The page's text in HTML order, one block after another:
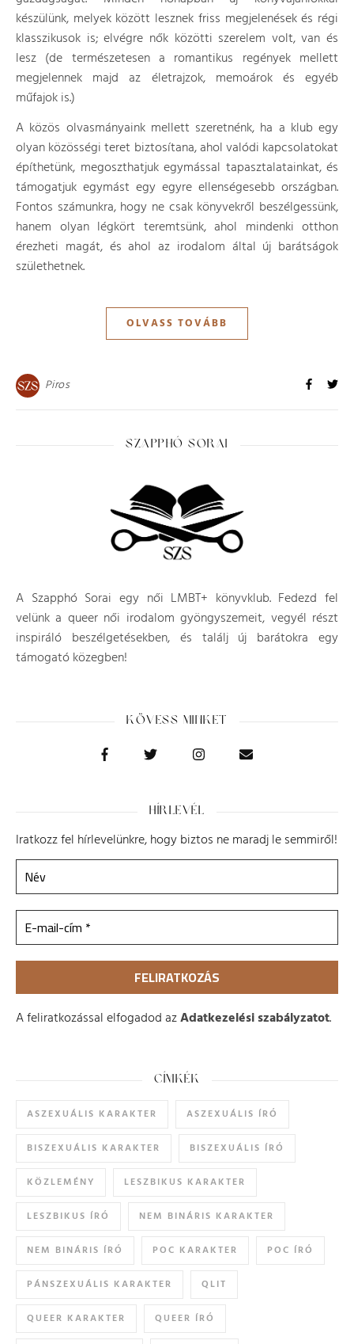
készülünk, melyek között lesznek friss megjelenések és régi
klasszikusok is; elvégre nők közötti szerelem volt, van és
lesz (de természetesen a romantikus regények mellett
megjelennek majd az életrajzok, memoárok és egyéb
műfajok is.)
A közös olvasmányaink mellett szeretnénk, ha a klub egy
olyan közösségi teret biztosítana, ahol valódi kapcsolatokat
építhetünk, megoszthatjuk egymással tapasztalatainkat, és
támogatjuk egymást egy egyre ellenségesebb országban.
Fontos számunkra, hogy ne csak könyvekről beszélgessünk,
hanem olyan légkört teremtsünk, ahol mindenki otthon
érezheti magát, és ahol az irodalom által új barátságok
születhetnek.
OLVASS TOVÁBB
Piros
SZAPPHÓ SORAI
A Szapphó Sorai egy női LMBT+ könyvklub. Fedezd fel
velünk a queer női irodalom gyöngyszemeit, vegyél részt
inspiráló beszélgetésekben, és találj új barátokra egy
támogató közegben!
KÖVESS MINKET
HÍRLEVÉL
Iratkozz fel hírlevelünkre, hogy biztos ne maradj le semmiről!
A feliratkozással elfogadod azAdatkezelési szabályzatot.
CÍMKÉK
ASZEXUÁLIS KARAKTER ASZEXUÁLIS ÍRÓ
BISZEXUÁLIS KARAKTER BISZEXUÁLIS ÍRÓ
KÖZLEMÉNY LESZBIKUS KARAKTER
LESZBIKUS ÍRÓ NEM BINÁRIS KARAKTER
NEM BINÁRIS ÍRÓ POC KARAKTER POC ÍRÓ
PÁNSZEXUÁLIS KARAKTER QLIT
QUEER KARAKTER QUEER ÍRÓ